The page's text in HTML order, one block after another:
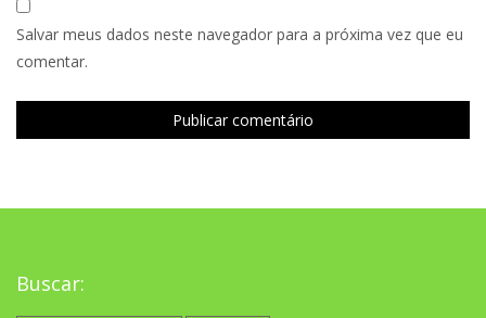
Salvar meus dados neste navegador para a próxima vez que eu
comentar.
Buscar: